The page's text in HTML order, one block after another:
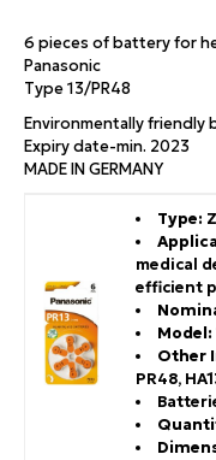
6 pieces of battery for
Panasonic
Type 13/PR48
Environmentally friendly
Expiry date-min. 2023
MADE IN GERMANY
Type:
medical
efficient
Model:
Other
PR48,